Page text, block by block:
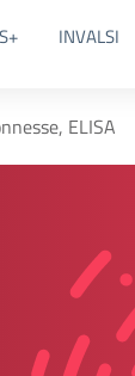
INVALSI
ELISA